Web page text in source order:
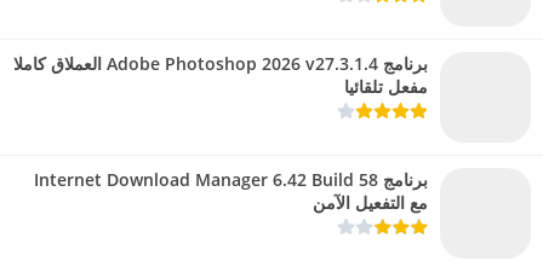
برنامج Adobe Photoshop 2026 v27.3.1.4 العملاق كاملا
مفعل تلقائيا
برنامج Internet Download Manager 6.42 Build 58
مع التفعيل الآمن